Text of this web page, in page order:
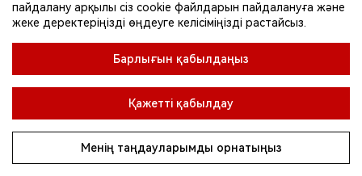
пайдалану арқылы сіз cookie файлдарын пайдалануға және
жеке деректеріңізді өңдеуге келісіміңізді растайсыз.
Барлығын қабылдаңыз
Қажетті қабылдау
Менің таңдауларымды орнатыңыз